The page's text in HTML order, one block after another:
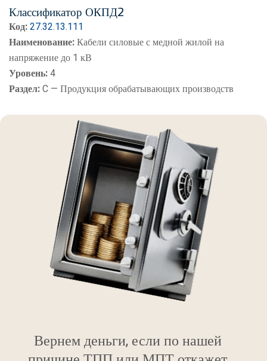
Классификатор ОКПД2
Код:27.32.13.111
Наименование:Кабели силовые с медной жилой на
напряжение до 1 кВ
Уровень:4
Раздел:C — Продукция обрабатывающих производств
Вернем деньги, если по нашей